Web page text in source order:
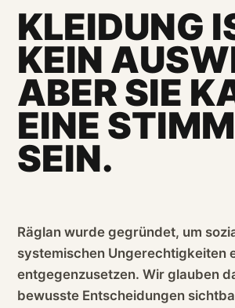
KLEIDUNG
KEIN
ABER SIE
EINE
SEIN.
Räglan wurde gegründet, um
systemischen Ungerechtigkeiten
entgegenzusetzen. Wir glauben
bewusste Entscheidungen